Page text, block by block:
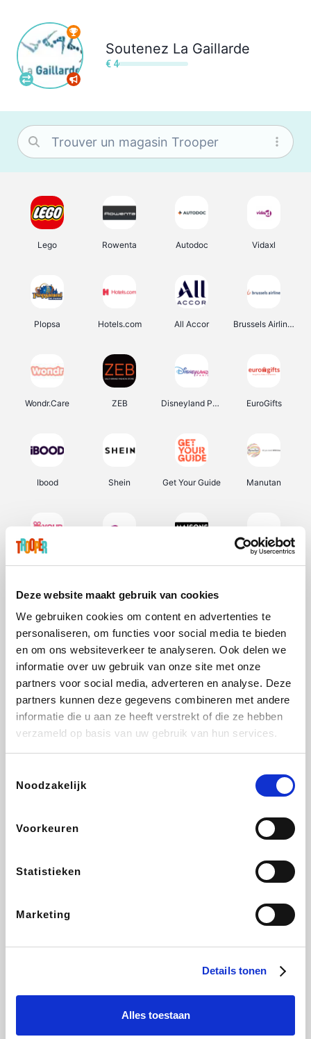
Deze website maakt gebruik van cookies
We gebruiken cookies om content en advertenties te
personaliseren, om functies voor social media te bieden
en om ons websiteverkeer te analyseren. Ook delen we
informatie over uw gebruik van onze site met onze
partners voor social media, adverteren en analyse. Deze
partners kunnen deze gegevens combineren met andere
informatie die u aan ze heeft verstrekt of die ze hebben
verzameld op basis van uw gebruik van hun services.
Noodzakelijk
Voorkeuren
Statistieken
Marketing
Details tonen
Alles toestaan
Soutenez La Gaillarde
€ 4
Lego Rowenta Autodoc Vidaxl
Plopsa Hotels.com All Accor Brussels Airlines
Wondr.Care ZEB Disneyland Paris EuroGifts
Ibood Shein Get Your Guide Manutan
Weekendesk Sarenza Schiesser Interhome
Lufthansa
CheapTickets.be DeubaXXL
Samsung Delonghi Tennis Point My Jewellery